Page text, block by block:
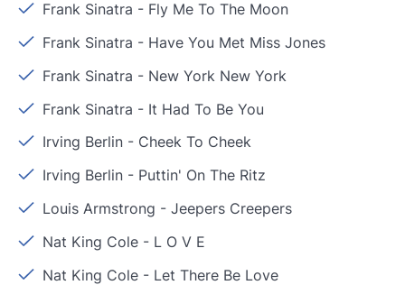
Frank Sinatra - Fly Me To The Moon
Frank Sinatra - Have You Met Miss Jones
Frank Sinatra - New York New York
Frank Sinatra - It Had To Be You
Irving Berlin - Cheek To Cheek
Irving Berlin - Puttin' On The Ritz
Louis Armstrong -Jeepers Creepers
Nat King Cole - L O V E
Nat King Cole - Let There Be Love